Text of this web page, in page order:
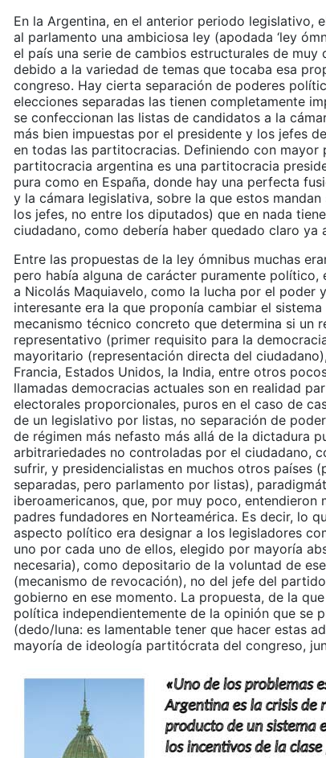
En la Argentina, en el anterior periodo legislativo,
al parlamento una ambiciosa ley (apodada ‘ley
el país una serie de cambios estructurales de muy
debido a la variedad de temas que tocaba esa
congreso. Hay cierta separación de poderes
elecciones separadas las tienen completamente
se confeccionan las listas de candidatos a la
más bien impuestas por el presidente y los jefes
en todas las partitocracias. Definiendo con mayor
partitocracia argentina es una partitocracia
pura como en España, donde hay una perfecta
y la cámara legislativa, sobre la que estos
los jefes, no entre los diputados) que en nada
ciudadano, como debería haber quedado claro ya
Entre las propuestas de la ley ómnibus muchas
pero había alguna de carácter puramente
a Nicolás Maquiavelo, como la lucha por el poder
interesante era la que proponía cambiar el
mecanismo técnico concreto que determina si un
representativo (primer requisito para la
mayoritario (representación directa del
Francia, Estados Unidos, la India, entre otros
llamadas democracias actuales son en realidad
electorales proporcionales, puros en el caso de
de un legislativo por listas, no separación de
de régimen más nefasto más allá de la dictadura
arbitrariedades no controladas por el ciudadano,
sufrir, y presidencialistas en muchos otros países
separadas, pero parlamento por listas),
iberoamericanos, que, por muy poco, entendieron
padres fundadores en Norteamérica. Es decir, lo
aspecto político era designar a los legisladores
uno por cada uno de ellos, elegido por mayoría
necesaria), como depositario de la voluntad de
(mecanismo de revocación), no del jefe del
gobierno en ese momento. La propuesta, de la
política independientemente de la opinión que se
(dedo/luna: es lamentable tener que hacer estas
mayoría de ideología partitócrata del congreso,